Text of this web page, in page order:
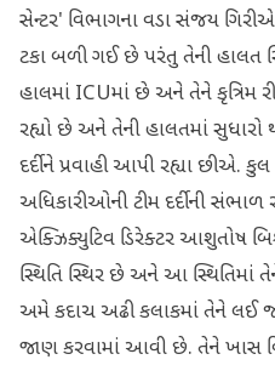
સેન્ટર' વિભાગના વડા સંજય
ટકા બળી ગઈ છે પરંતુ તેની હાલત
હાલમાં ICUમાં છે અને તેને
રહ્યો છે અને તેની હાલતમાં
દર્દીને પ્રવાહી આપી રહ્યા છીએ.
અધિકારીઓની ટીમ દર્દીની
એક્ઝિક્યુટિવ ડિરેક્ટર આશુતોષ
સ્થિતિ સ્થિર છે અને આ સ્થિતિમાં
અમે કદાચ અઢી કલાકમાં તેને
જાણ કરવામાં આવી છે. તેને ખાસ